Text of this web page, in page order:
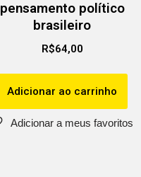
pensamento político
brasileiro
R$64,00
Adicionar ao carrinho